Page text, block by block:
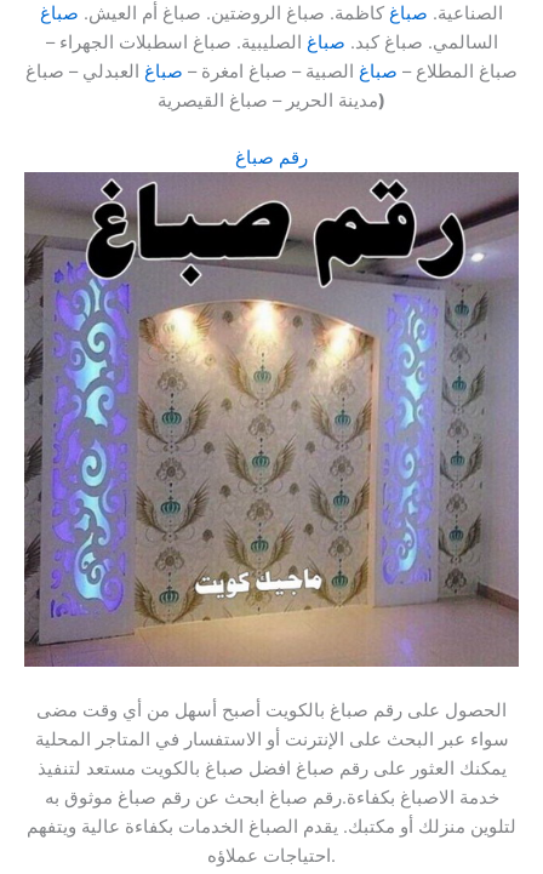
الصناعية. صباغ كاظمة. صباغ الروضتين. صباغ أم العيش. صباغ
السالمي. صباغ كبد. صباغ الصليبية. صباغ اسطبلات الجهراء –
صباغ المطلاع – صباغ الصبية – صباغ امغرة – صباغ العبدلي – صباغ
مدينة الحرير – صباغ القيصرية)
رقم صباغ
الحصول على رقم صباغ بالكويت أصبح أسهل من أي وقت مضى
سواء عبر البحث على الإنترنت أو الاستفسار في المتاجر المحلية
يمكنك العثور على رقم صباغ افضل صباغ بالكويت مستعد لتنفيذ
خدمة الاصباغ بكفاءة.رقم صباغ ابحث عن رقم صباغ موثوق به
لتلوين منزلك أو مكتبك. يقدم الصباغ الخدمات بكفاءة عالية ويتفهم
احتياجات عملاؤه.